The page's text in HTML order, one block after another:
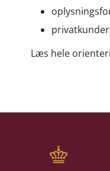
Læs hele